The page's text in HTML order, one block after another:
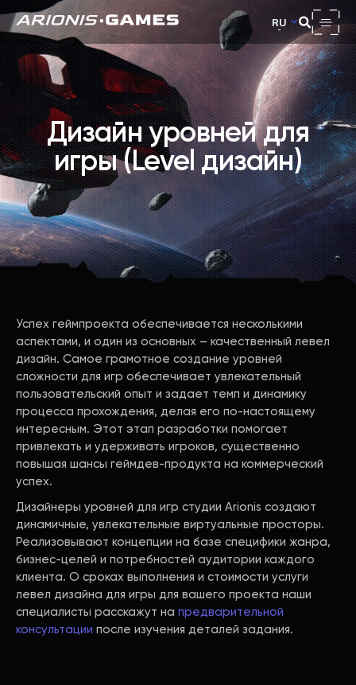
RU
Дизайн уровней для
игры (Level дизайн)
Успех геймпроекта обеспечивается несколькими
аспектами, и один из основных – качественный левел
дизайн. Самое грамотное создание уровней
сложности для игр обеспечивает увлекательный
пользовательский опыт и задает темп и динамику
процесса прохождения, делая его по-настоящему
интересным. Этот этап разработки помогает
привлекать и удерживать игроков, существенно
повышая шансы геймдев-продукта на коммерческий
успех.
Дизайнеры уровней для игр студии Arionis создают
динамичные, увлекательные виртуальные просторы.
Реализовывают концепции на базе специфики жанра,
бизнес-целей и потребностей аудитории каждого
клиента. О сроках выполнения и стоимости услуги
левел дизайна для игры для вашего проекта наши
специалисты расскажут на предварительной
консультации после изучения деталей задания.